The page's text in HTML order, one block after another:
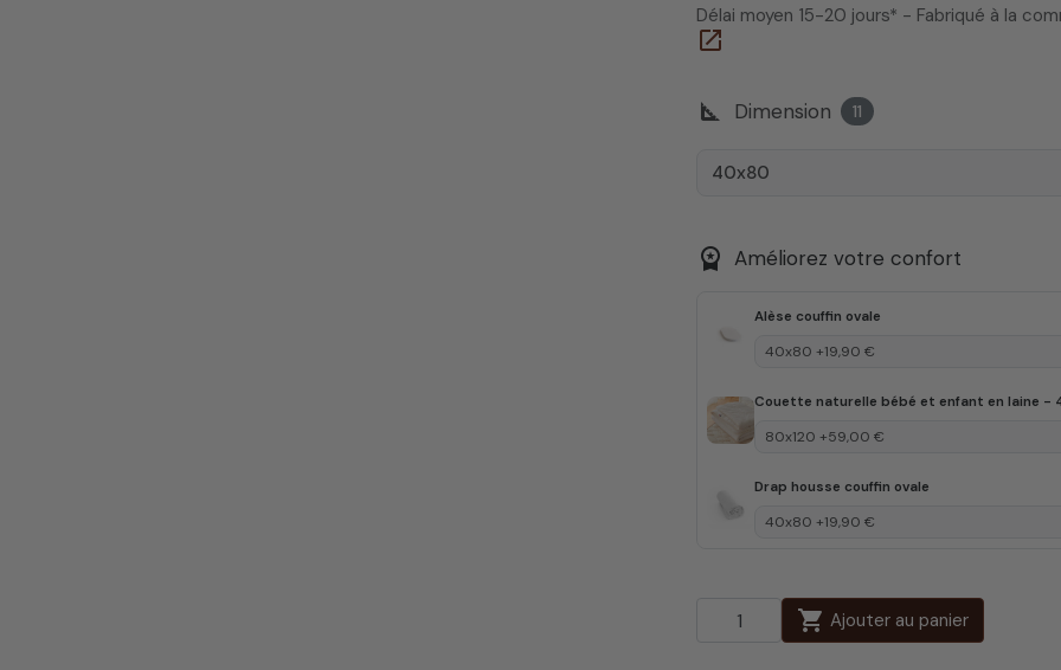
Délai moyen 15-20 jours* - Fabriqué à la
open_in_new
square_foot Dimension 11
40x80
workspace_premium Améliorez votre confort
Alèse couffin ovale
Drap housse couffin ovale
shopping_cart Ajouter au panier